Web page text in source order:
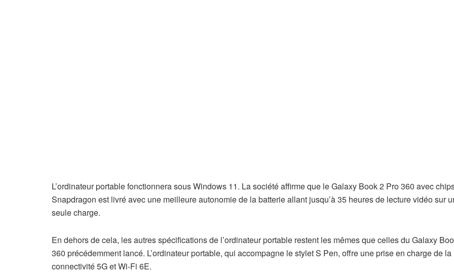
L’ordinateur portable fonctionnera sous Windows 11. La société affirme que le Galaxy Book 2 Pro 360 avec
Snapdragon est livré avec une meilleure autonomie de la batterie allant jusqu’à 35 heures de lecture vidéo sur
seule charge.
En dehors de cela, les autres spécifications de l’ordinateur portable restent les mêmes que celles du Galaxy
360 précédemment lancé. L’ordinateur portable, qui accompagne le stylet S Pen, offre une prise en charge de la
connectivité 5G et Wi-Fi 6E.